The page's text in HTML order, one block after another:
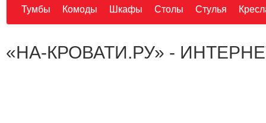
Тумбы Комоды Шкафы Столы Стулья
«НА-КРОВАТИ.РУ» -